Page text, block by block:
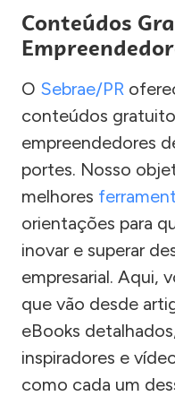
Conteúdos
O Sebrae/PR
conteúdos
empreendedores
portes. Nosso
melhores
orientações para
inovar e superar
empresarial. Aqui,
que vão desde
eBooks
inspiradores e
como cada um